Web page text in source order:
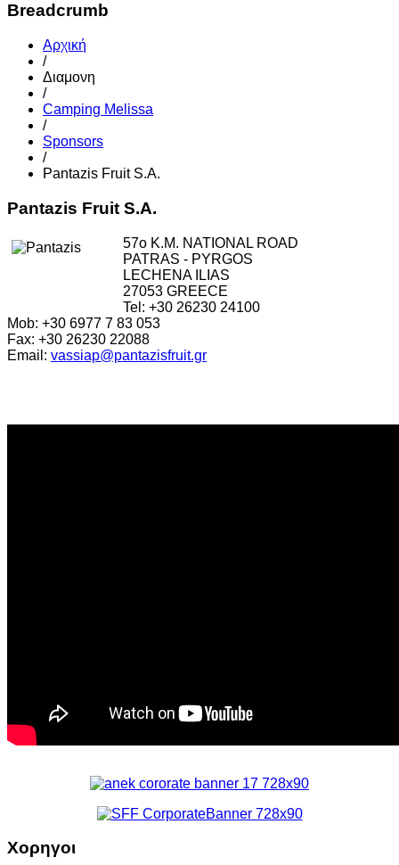
Breadcrumb
Αρχική
/
Διαμονη
/
Camping Melissa
/
Sponsors
/
Pantazis Fruit S.A.
Pantazis Fruit S.A.
57o K.M. NATIONAL ROAD
PATRAS - PYRGOS
LECHENA ILIAS
27053 GREECE
Tel: +30 26230 24100
Mob: +30 6977 7 83 053
Fax: +30 26230 22088
Email: vassiap@pantazisfruit.gr
Χορηγοι